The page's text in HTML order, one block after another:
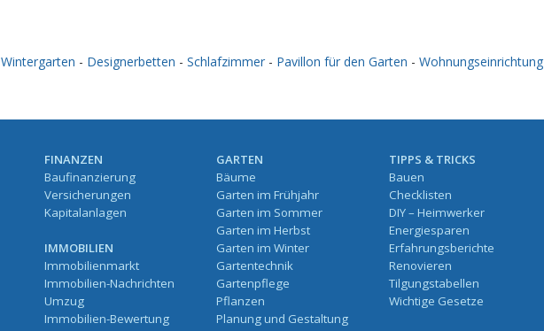
Wintergarten - Designerbetten - Schlafzimmer - Pavillon für den Garten - Wohnungseinrichtung
FINANZEN
Baufinanzierung
Versicherungen
Kapitalanlagen
IMMOBILIEN
Immobilienmarkt
Immobilien-Nachrichten
Umzug
Immobilien-Bewertung
GARTEN
Bäume
Garten im Frühjahr
Garten im Sommer
Garten im Herbst
Garten im Winter
Gartentechnik
Gartenpflege
Pflanzen
Planung und Gestaltung
TIPPS & TRICKS
Bauen
Checklisten
DIY – Heimwerker
Energiesparen
Erfahrungsberichte
Renovieren
Tilgungstabellen
Wichtige Gesetze